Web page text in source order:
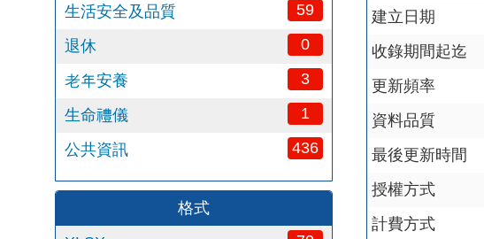
生活安全及品質 59
退休 0
老年安養 3
生命禮儀 1
公共資訊 436
格式
建立日期
收錄期間起迄
更新頻率
資料品質
最後更新時間
授權方式
計費方式